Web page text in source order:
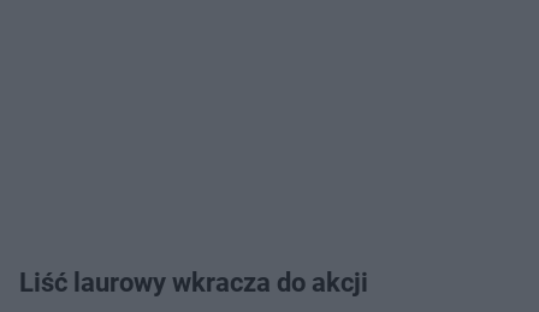
Liść laurowy wkracza do akcji